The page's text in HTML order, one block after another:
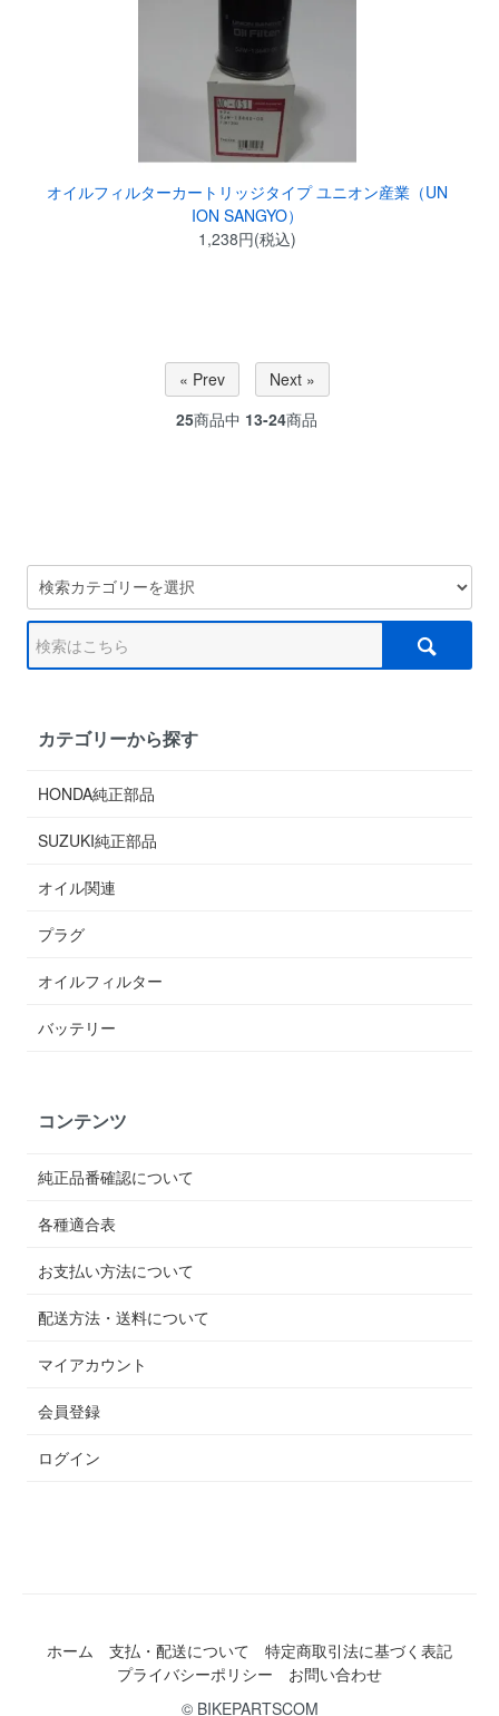
オイルフィルターカートリッジタイプ ユニオン産業（UN
ION SANGYO）
1,238円(税込)
« Prev
Next »
25商品中 13-24商品
カテゴリーから探す
HONDA純正部品
SUZUKI純正部品
オイル関連
プラグ
オイルフィルター
バッテリー
コンテンツ
純正品番確認について
各種適合表
お支払い方法について
配送方法・送料について
マイアカウント
会員登録
ログイン
ホーム 支払・配送について
特定商取引法に基づく表記
プライバシーポリシー
お問い合わせ
© BIKEPARTSCOM